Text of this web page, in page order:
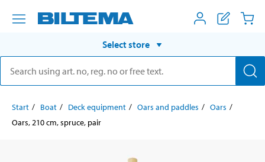
Select store
Start Boat Deck equipment Oars and paddles
Oars
Oars, 210 cm, spruce, pair